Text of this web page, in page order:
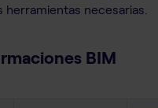
necesarias.
BIM